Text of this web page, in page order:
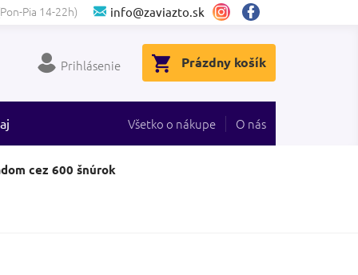
Pia 14-22h) info@zaviazto.sk
Prihlásenie
NÁKUPNÝ
KOŠÍK
Prázdny košík
Všetko o nákupe O nás
cez 600 šnúrok